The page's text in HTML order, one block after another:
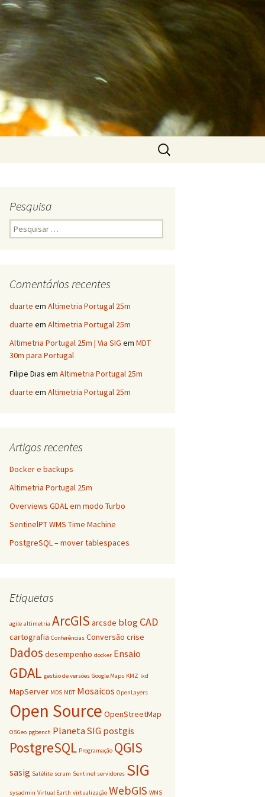
Pesquisar
por:
Pesquisa
Pesquisar
por:
Comentários recentes
duarte em Altimetria Portugal 25m
duarte em Altimetria Portugal 25m
Altimetria Portugal 25m | Via SIG em MDT
30m para Portugal
Filipe Dias em Altimetria Portugal 25m
duarte em Altimetria Portugal 25m
Artigos recentes
Docker e backups
Altimetria Portugal 25m
Overviews GDAL em modo Turbo
SentinelPT WMS Time Machine
PostgreSQL – mover tablespaces
Etiquetas
agile altimetria ArcGIS arcsde blog CAD
cartografia Conferências Conversão crise
Dados desempenho docker Ensaio
GDAL gestão de versões Google Maps KMZ lxd
MapServer MDS MDT Mosaicos OpenLayers
Open Source OpenStreetMap
OSGeo pgbench Planeta SIG postgis
PostgreSQL Programação QGIS
sasig Satélite scrum Sentinel servidores SIG
sysadmin Virtual Earth virtualização WebGIS WMS